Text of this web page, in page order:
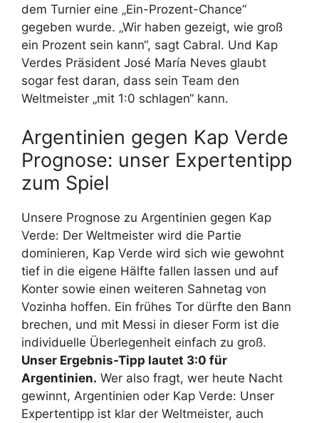
dem Turnier eine „Ein-Prozent-Chance“
gegeben wurde. „Wir haben gezeigt, wie groß
ein Prozent sein kann“, sagt Cabral. Und Kap
Verdes Präsident José María Neves glaubt
sogar fest daran, dass sein Team den
Weltmeister „mit 1:0 schlagen“ kann.
Argentinien gegen Kap Verde
Prognose: unser Expertentipp
zum Spiel
Unsere Prognose zu Argentinien gegen Kap
Verde: Der Weltmeister wird die Partie
dominieren, Kap Verde wird sich wie gewohnt
tief in die eigene Hälfte fallen lassen und auf
Konter sowie einen weiteren Sahnetag von
Vozinha hoffen. Ein frühes Tor dürfte den Bann
brechen, und mit Messi in dieser Form ist die
individuelle Überlegenheit einfach zu groß.
Unser Ergebnis-Tipp lautet 3:0 für
Argentinien. Wer also fragt, wer heute Nacht
gewinnt, Argentinien oder Kap Verde: Unser
Expertentipp ist klar der Weltmeister, auch